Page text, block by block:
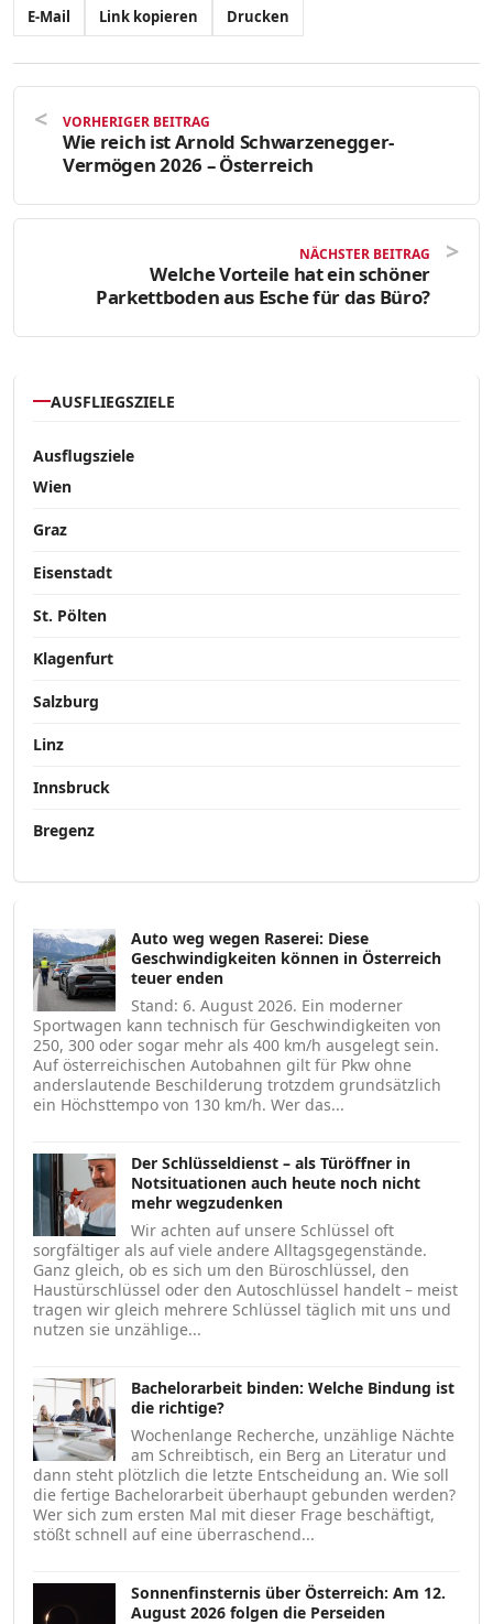
E-Mail Link kopieren Drucken
VORHERIGER BEITRAG
Wie reich ist Arnold Schwarzenegger-
Vermögen 2026 – Österreich
NÄCHSTER BEITRAG
Welche Vorteile hat ein schöner
Parkettboden aus Esche für das Büro?
AUSFLIEGSZIELE
Ausflugsziele
Wien
Graz
Eisenstadt
St. Pölten
Klagenfurt
Salzburg
Linz
Innsbruck
Bregenz
Auto weg wegen Raserei: Diese
Geschwindigkeiten können in Österreich
teuer enden
Stand: 6. August 2026. Ein moderner
Sportwagen kann technisch für Geschwindigkeiten von
250, 300 oder sogar mehr als 400 km/h ausgelegt sein.
Auf österreichischen Autobahnen gilt für Pkw ohne
anderslautende Beschilderung trotzdem grundsätzlich
ein Höchsttempo von 130 km/h. Wer das...
Der Schlüsseldienst – als Türöffner in
Notsituationen auch heute noch nicht
mehr wegzudenken
Wir achten auf unsere Schlüssel oft
sorgfältiger als auf viele andere Alltagsgegenstände.
Ganz gleich, ob es sich um den Büroschlüssel, den
Haustürschlüssel oder den Autoschlüssel handelt – meist
tragen wir gleich mehrere Schlüssel täglich mit uns und
nutzen sie unzählige...
Bachelorarbeit binden: Welche Bindung ist
die richtige?
Wochenlange Recherche, unzählige Nächte
am Schreibtisch, ein Berg an Literatur und
dann steht plötzlich die letzte Entscheidung an. Wie soll
die fertige Bachelorarbeit überhaupt gebunden werden?
Wer sich zum ersten Mal mit dieser Frage beschäftigt,
stößt schnell auf eine überraschend...
Sonnenfinsternis über Österreich: Am 12.
August 2026 folgen die Perseiden